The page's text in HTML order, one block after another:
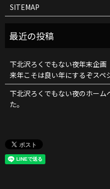
SITEMAP
下北沢ろくでもない夜年末企画
来年こそは良い年にするぞスペ
下北沢ろくでもない夜のホーム
た。